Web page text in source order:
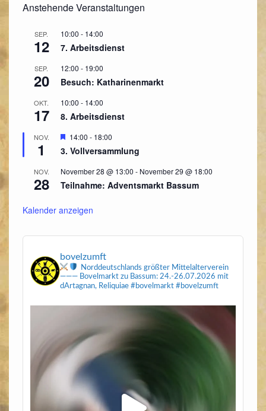
Anstehende Veranstaltungen
SEP.
12
10:00 - 14:00
7. Arbeitsdienst
SEP.
20
12:00 - 19:00
Besuch: Katharinenmarkt
OKT.
17
10:00 - 14:00
8. Arbeitsdienst
NOV.
1
Hervorgehoben
14:00 - 18:00
3. Vollversammlung
NOV.
28
November 28 @ 13:00 - November 29 @ 18:00
Teilnahme: Adventsmarkt Bassum
Kalender anzeigen
bovelzumft
Norddeutschlands größter Mittelalterverein
——— Bovelmarkt zu Bassum: 24.-26.07.2026 mit
dArtagnan, Reliquiae#bovelmarkt #bovelzumft